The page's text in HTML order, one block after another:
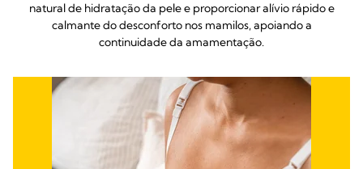
natural de hidratação da pele e proporcionar alívio rápido e
calmante do desconforto nos mamilos, apoiando a
continuidade da amamentação.